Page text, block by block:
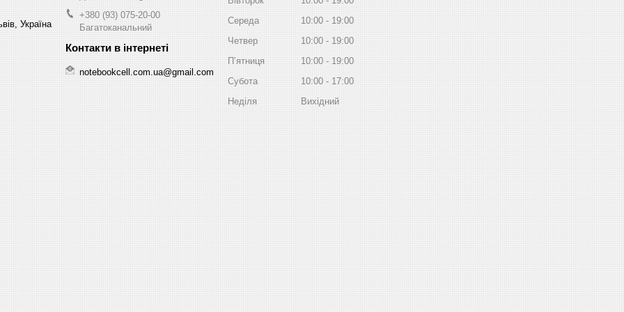
Україна
+380 (93) 075-20-00
Багатоканальний
notebookcell.com.ua@gmail.com
Середа
10:00
19:00
Четвер
10:00
19:00
Пʼятниця
10:00
19:00
Субота
10:00
17:00
Неділя
Вихідний